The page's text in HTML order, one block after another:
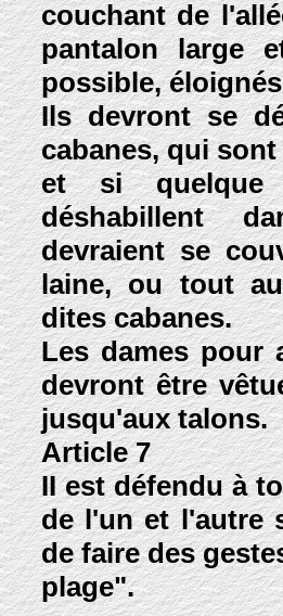
couchant de
pantalon large
possible,
Ils devront se
cabanes, qui
et si quelque
déshabillent
devraient se
laine, ou tout
dites cabanes.
Les dames pour
devront être
jusqu'aux talons.
Article 7
II est défendu à
de l'un et l'autre
de faire des
plage".